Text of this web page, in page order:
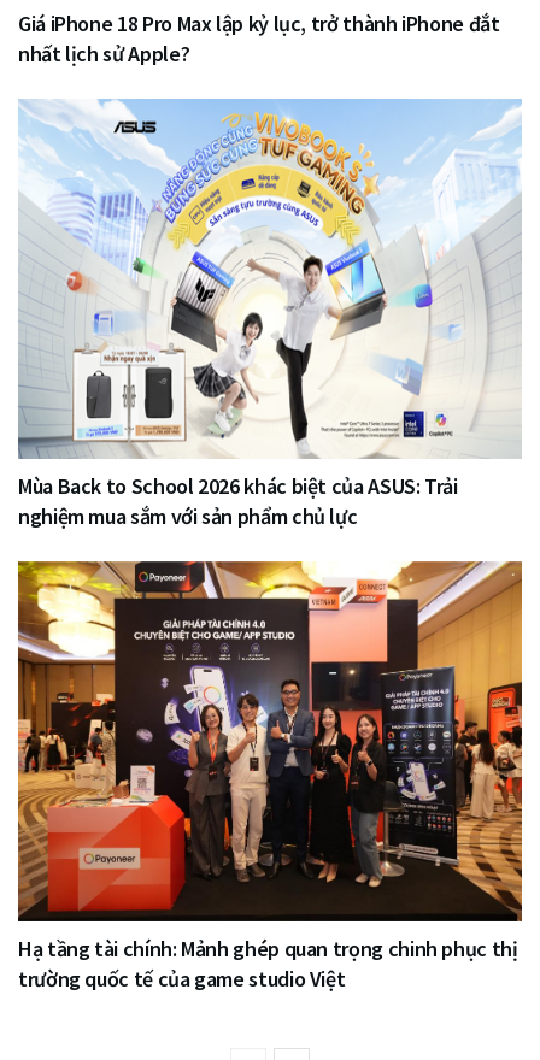
Giá iPhone 18 Pro Max lập kỷ lục, trở thành iPhone đắt
nhất lịch sử Apple?
Mùa Back to School 2026 khác biệt của ASUS: Trải
nghiệm mua sắm với sản phẩm chủ lực
Hạ tầng tài chính: Mảnh ghép quan trọng chinh phục thị
trường quốc tế của game studio Việt